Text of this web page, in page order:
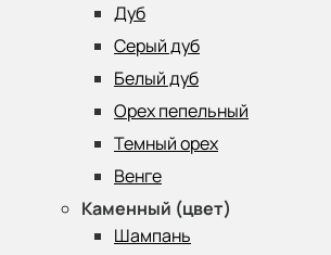
Дуб
Серый дуб
Белый дуб
Орех пепельный
Темный орех
Венге
Каменный (цвет)
Шампань